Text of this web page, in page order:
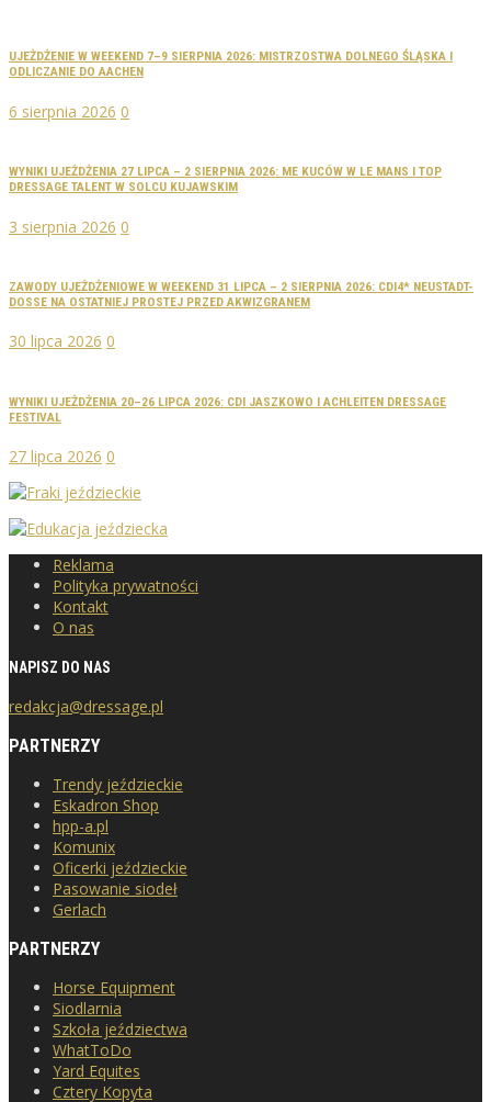
UJEŻDŻENIE W WEEKEND 7–9 SIERPNIA 2026: MISTRZOSTWA DOLNEGO ŚLĄSKA I
ODLICZANIE DO AACHEN
6 sierpnia 2026 0
WYNIKI UJEŻDŻENIA 27 LIPCA – 2 SIERPNIA 2026: ME KUCÓW W LE MANS I TOP
DRESSAGE TALENT W SOLCU KUJAWSKIM
3 sierpnia 2026 0
ZAWODY UJEŻDŻENIOWE W WEEKEND 31 LIPCA – 2 SIERPNIA 2026: CDI4* NEUSTADT-
DOSSE NA OSTATNIEJ PROSTEJ PRZED AKWIZGRANEM
30 lipca 2026 0
WYNIKI UJEŻDŻENIA 20–26 LIPCA 2026: CDI JASZKOWO I ACHLEITEN DRESSAGE
FESTIVAL
27 lipca 2026 0
Reklama
Polityka prywatności
Kontakt
O nas
NAPISZ DO NAS
redakcja@dressage.pl
PARTNERZY
Trendy jeździeckie
Eskadron Shop
hpp-a.pl
Komunix
Oficerki jeździeckie
Pasowanie siodeł
Gerlach
PARTNERZY
Horse Equipment
Siodlarnia
Szkoła jeździectwa
WhatToDo
Yard Equites
Cztery Kopyta